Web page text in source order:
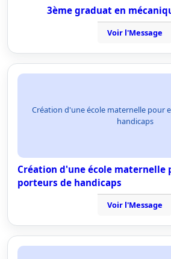
3ème graduat en
Voir l'Message
Création d'une école maternelle pour
handicaps
Création d'une école maternelle
porteurs de handicaps
Voir l'Message